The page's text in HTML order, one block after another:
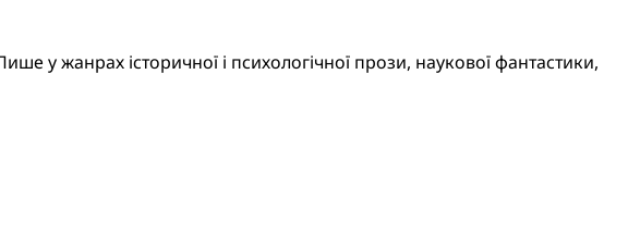
у жанрах історичної і психологічної прози, наукової фантастики,